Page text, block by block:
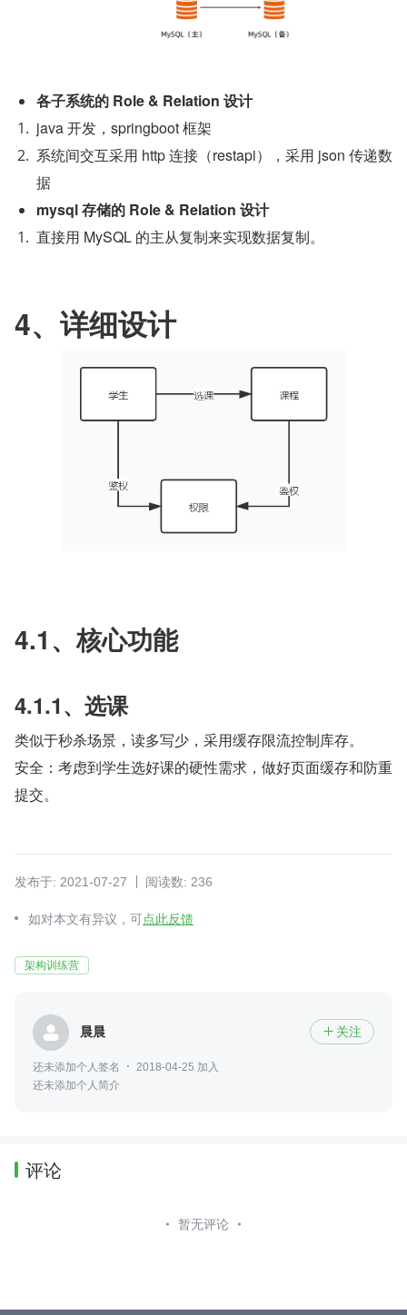
各子系统的 Role & Relation 设计
java 开发，springboot 框架
系统间交互采用 http 连接（restapi），采用 json 传递数
据
mysql 存储的 Role & Relation 设计
直接用 MySQL 的主从复制来实现数据复制。
4、详细设计
4.1、核心功能
4.1.1、选课
类似于秒杀场景，读多写少，采用缓存限流控制库存。
安全：考虑到学生选好课的硬性需求，做好页面缓存和防重
提交。
发布于: 2021-07-27 阅读数: 236
如对本文有异议，可点此反馈
架构训练营
晨晨  关注
还未添加个人签名
2018-04-25 加入
还未添加个人简介
评论
暂无评论